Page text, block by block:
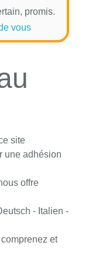
promis.
vous
site
une adhésion
offre
- Italien -
et